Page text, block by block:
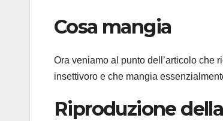
Cosa mangia
Ora veniamo al punto dell’articolo che
insettivoro e che mangia
Riproduzione